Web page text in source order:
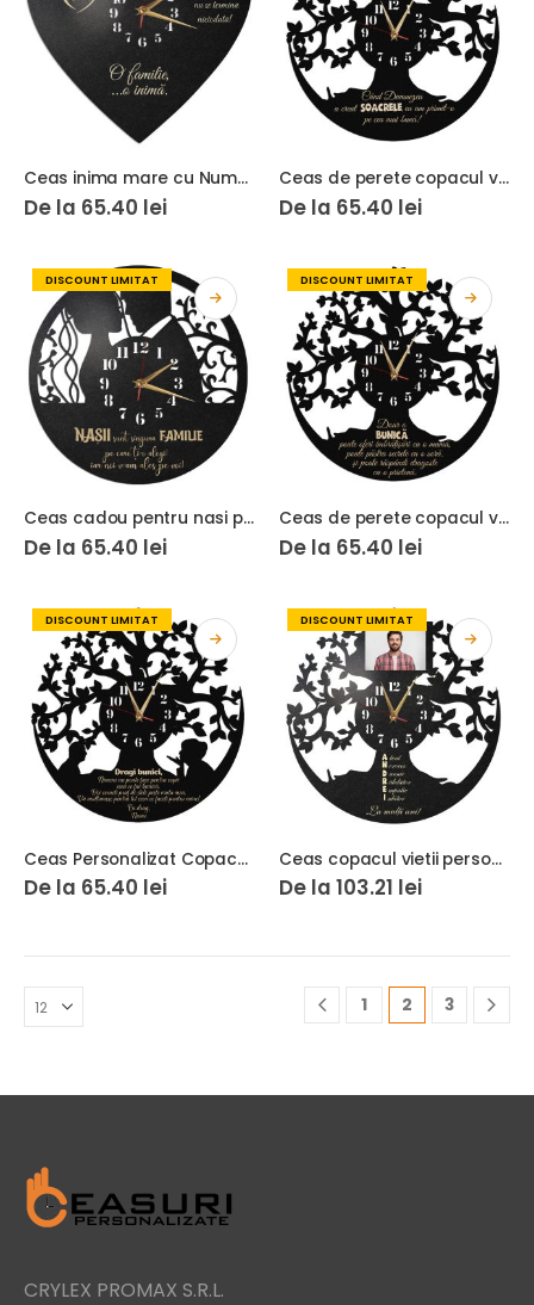
Ceas inima mare cu Numele Familiei Gravate
De la 65.40 lei
Ceas de perete copacul vietii cea mai buna soacra
De la 65.40 lei
DISCOUNT LIMITAT
Ceas cadou pentru nasi personalizat
De la 65.40 lei
DISCOUNT LIMITAT
Ceas de perete copacul vietii doar o bunica
De la 65.40 lei
DISCOUNT LIMITAT
Ceas Personalizat Copacul Vietii Dragi bunici 01
De la 65.40 lei
DISCOUNT LIMITAT
Ceas copacul vietii personalizat Andrei
De la 103.21 lei
1 2 3
CRYLEX PROMAX S.R.L.